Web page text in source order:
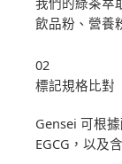
飲品粉、營養
02
標記規格比對
Gensei 可根
EGCG，以及